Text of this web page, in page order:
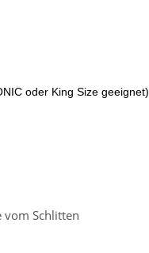
oder King Size geeignet)
vom Schlitten